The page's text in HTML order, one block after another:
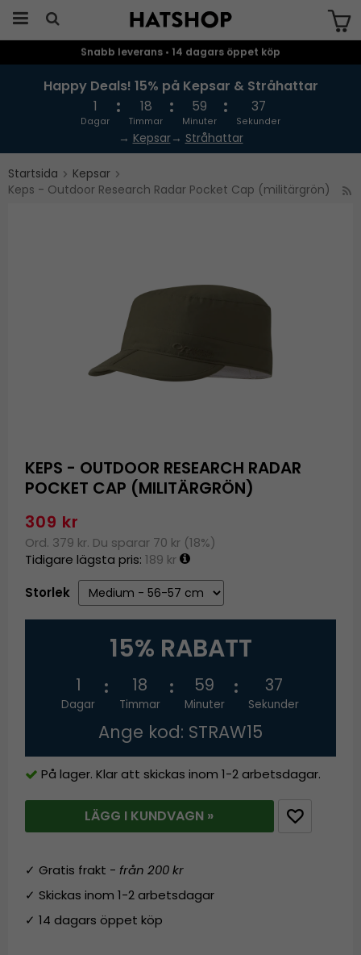
Snabb leverans • 14 dagars öppet köp
Happy Deals! 15% på Kepsar & Stråhattar
1
Dagar
18
Timmar
59
Minuter
37
Sekunder
→ Kepsar→ Stråhattar
Startsida
Kepsar
Keps - Outdoor Research Radar Pocket Cap (militärgrön)
KEPS - OUTDOOR RESEARCH RADAR
POCKET CAP (MILITÄRGRÖN)
309 kr
Ord. 379 kr. Du sparar 70 kr (18%)
Tidigare lägsta pris:189 kr
Storlek
15% RABATT
1
Dagar
18
Timmar
59
Minuter
37
Sekunder
Ange kod: STRAW15
På lager. Klar att skickas inom 1-2 arbetsdagar.
LÄGG I KUNDVAGN »
✓ Gratis frakt -från 200 kr
✓ Skickas inom 1-2 arbetsdagar
✓ 14 dagars öppet köp